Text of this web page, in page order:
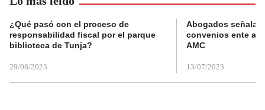
¿Qué pasó con el proceso de
responsabilidad fiscal por el parque
biblioteca de Tunja?
29/08/2023
Abogados
convenios ente
AMC
13/07/2023